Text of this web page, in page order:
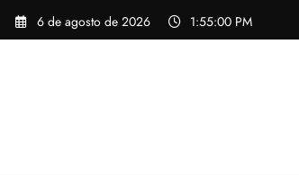
Pular
para
6 de agosto de 2026 1:55:01 PM